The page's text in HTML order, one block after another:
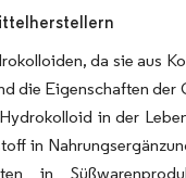
da sie aus
die Eigenschaften
in der
in
in